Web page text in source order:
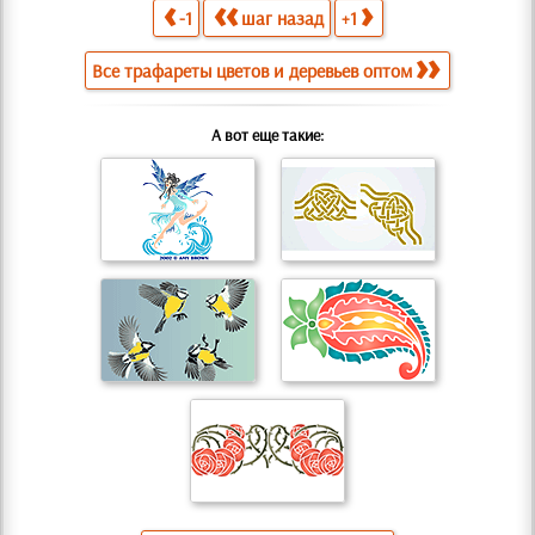
-1 шаг назад +1
Все трафареты цветов и деревьев оптом
А вот еще такие: